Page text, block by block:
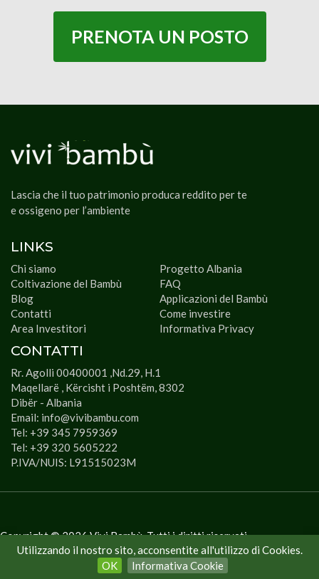
Utilizzando il nostro sito, acconsentite all'utilizzo di Cookies.
OK
Informativa Cookie
PRENOTA UN POSTO
Lascia che il tuo patrimonio produca reddito per te
e ossigeno per l’ambiente
LINKS
Chi siamo
Progetto Albania
Coltivazione del Bambù
FAQ
Blog
Applicazioni del Bambù
Contatti
Come investire
Area Investitori
Informativa Privacy
CONTATTI
Rr. Agolli 00400001 ,Nd.29, H.1
Maqellarë , Kërcisht i Poshtëm, 8302
Dibër - Albania
Email: info@vivibambu.com
Tel: +39 345 7959369
Tel: +39 320 5605222
P.IVA/NUIS: L91515023M
Copyright ©2026Vivi Bambù. Tutti i diritti riservati